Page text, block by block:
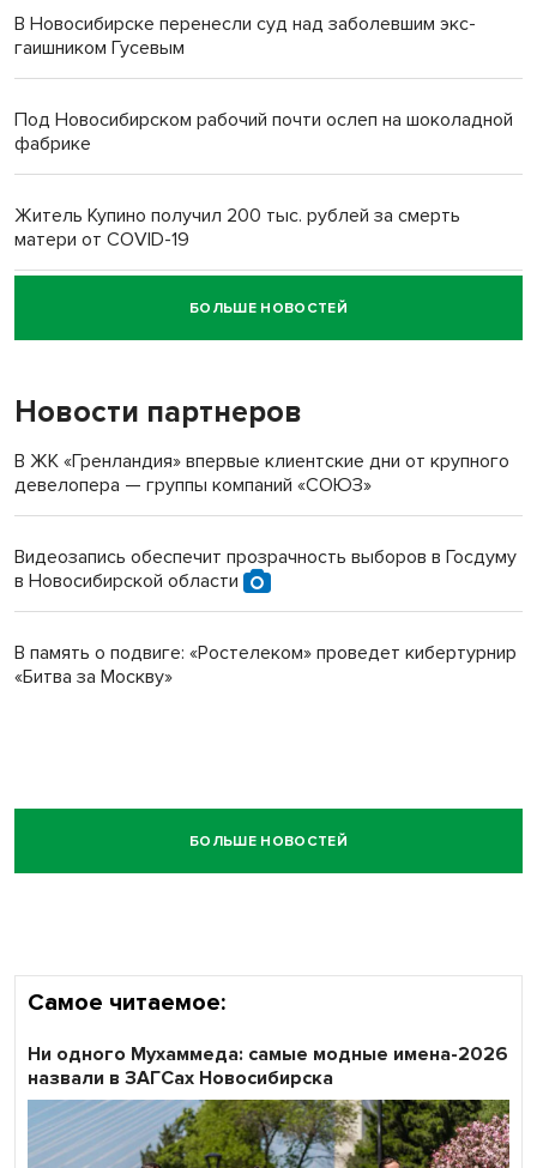
В Новосибирске перенесли суд над заболевшим экс-
гаишником Гусевым
Под Новосибирском рабочий почти ослеп на шоколадной
фабрике
Житель Купино получил 200 тыс. рублей за смерть
матери от COVID-19
Новосибирский суд наказал водителя за смерть
пенсионерки на вокзале
БОЛЬШЕ НОВОСТЕЙ
Новости партнеров
В ЖК «Гренландия» впервые клиентские дни от крупного
девелопера — группы компаний «СОЮЗ»
Видеозапись обеспечит прозрачность выборов в Госдуму
в Новосибирской области
В память о подвиге: «Ростелеком» проведет кибертурнир
«Битва за Москву»
БОЛЬШЕ НОВОСТЕЙ
Самое читаемое:
Ни одного Мухаммеда: самые модные имена-2026
назвали в ЗАГСах Новосибирска